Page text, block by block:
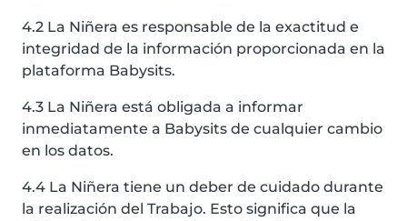
4.2 La Niñera es responsable de la exactitud e
integridad de la información proporcionada en la
plataforma Babysits.
4.3 La Niñera está obligada a informar
inmediatamente a Babysits de cualquier cambio
en los datos.
4.4 La Niñera tiene un deber de cuidado durante
la realización del Trabajo. Esto significa que la